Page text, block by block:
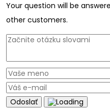
Your question will be
other customers.
Odoslať